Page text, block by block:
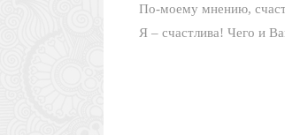
По-моему мнению,
Я – счастлива! Чего и